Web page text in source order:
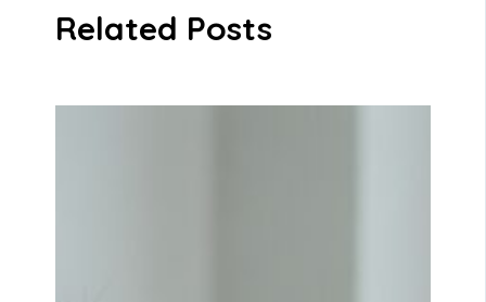
Related Posts